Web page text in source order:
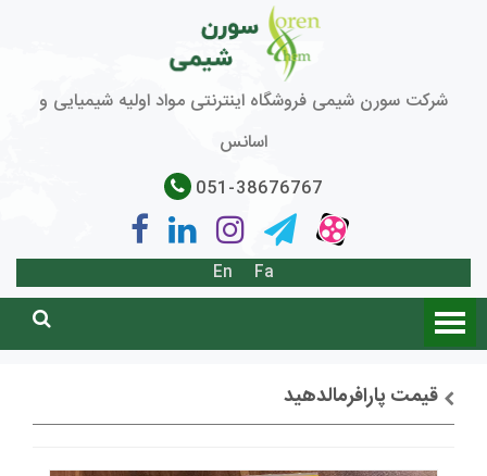
شرکت سورن شیمی فروشگاه اینترنتی مواد اولیه شیمیایی و
اسانس
051-38676767
Fa
En
قیمت پارافرمالدهید